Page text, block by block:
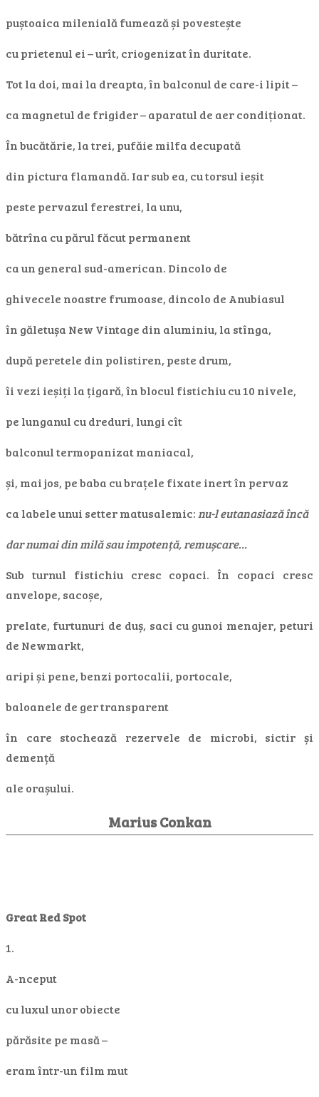
puștoaica milenială fumează și povestește
cu prietenul ei – urît, criogenizat în duritate.
Tot la doi, mai la dreapta, în balconul de care-i lipit –
ca magnetul de frigider – aparatul de aer condiționat.
În bucătărie, la trei, pufăie milfa decupată
din pictura flamandă. Iar sub ea, cu torsul ieșit
peste pervazul ferestrei, la unu,
bătrîna cu părul făcut permanent
ca un general sud-american. Dincolo de
ghivecele noastre frumoase, dincolo de Anubiasul
în găletușa New Vintage din aluminiu, la stînga,
după peretele din polistiren, peste drum,
îi vezi ieșiți la țigară, în blocul fistichiu cu 10 nivele,
pe lunganul cu dreduri, lungi cît
balconul termopanizat maniacal,
și, mai jos, pe baba cu brațele fixate inert în pervaz
ca labele unui setter matusalemic: nu-l eutanasiază încă
dar numai din milă sau impotență, remușcare…
Sub turnul fistichiu cresc copaci. În copaci cresc
anvelope, sacoșe,
prelate, furtunuri de duș, saci cu gunoi menajer, peturi
de Newmarkt,
aripi și pene, benzi portocalii, portocale,
baloanele de ger transparent
în care stochează rezervele de microbi, sictir și
demență
ale orașului.
Marius Conkan
Great Red Spot
1.
A-nceput
cu luxul unor obiecte
părăsite pe masă –
eram într-un film mut